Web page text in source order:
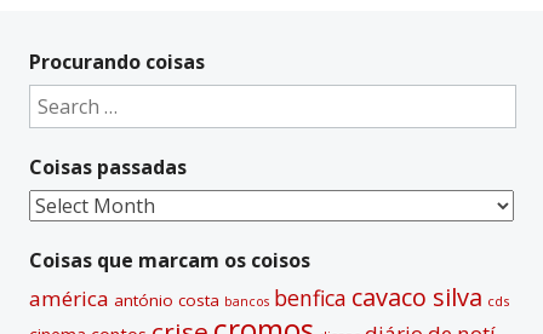
t
e
a
t
i
v
Procurando coisas
Search
for:
Coisas passadas
Coisas
Coisas que marcam os coisos
américa antónio costa bancos benfica cavaco silva cds